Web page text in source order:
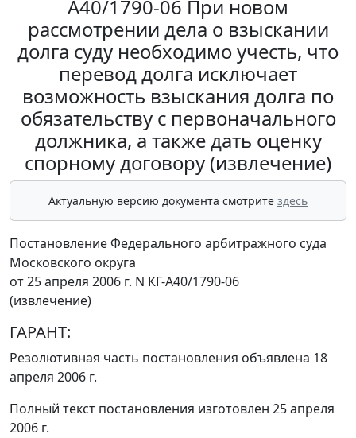
А40/1790-06 При новом
рассмотрении дела о взыскании
долга суду необходимо учесть, что
перевод долга исключает
возможность взыскания долга по
обязательству с первоначального
должника, а также дать оценку
спорному договору (извлечение)
Актуальную версию документа смотрите здесь
Постановление Федерального арбитражного суда
Московского округа
от 25 апреля 2006 г. N КГ-А40/1790-06
(извлечение)
ГАРАНТ:
Резолютивная часть постановления объявлена 18
апреля 2006 г.
Полный текст постановления изготовлен 25 апреля
2006 г.